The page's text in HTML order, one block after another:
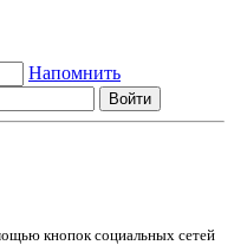
Напомнить
кнопок социальных сетей